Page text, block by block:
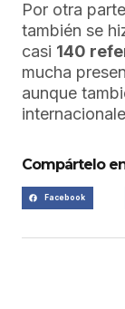
Por otra
también se
casi 140
mucha
aunque
Compártelo
Facebook